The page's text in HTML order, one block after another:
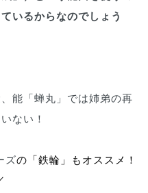
いるからなのでしょう
能「蝉丸」では姉弟の再
ない！
ズの「鉄輪」もオススメ！